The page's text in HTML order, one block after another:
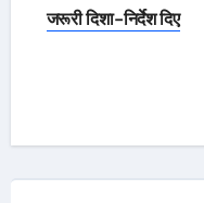
जरूरी दिशा-निर्देश दिए